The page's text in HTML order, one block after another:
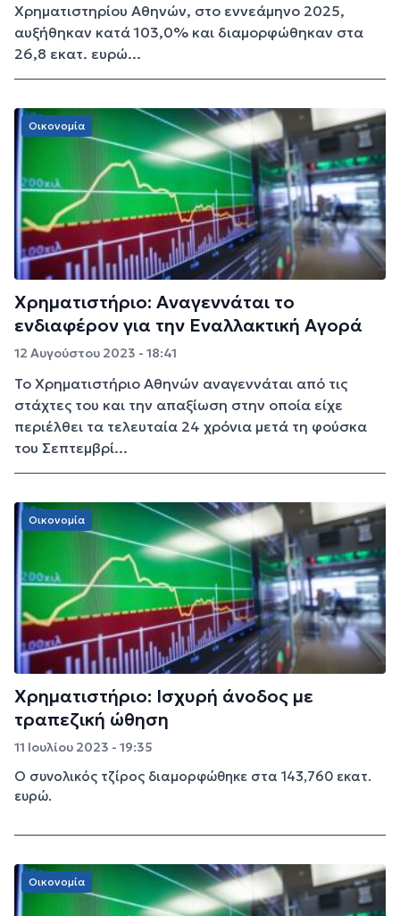
Χρηματιστηρίου Αθηνών, στο εννεάμηνο 2025,
αυξήθηκαν κατά 103,0% και διαμορφώθηκαν στα
26,8 εκατ. ευρώ...
Οικονομία
Χρηματιστήριο: Αναγεννάται το
ενδιαφέρον για την Εναλλακτική Αγορά
12 Αυγούστου 2023 - 18:41
Το Χρηματιστήριο Αθηνών αναγεννάται από τις
στάχτες του και την απαξίωση στην οποία είχε
περιέλθει τα τελευταία 24 χρόνια μετά τη φούσκα
του Σεπτεμβρί...
Οικονομία
Χρηματιστήριο: Ισχυρή άνοδος με
τραπεζική ώθηση
11 Ιουλίου 2023 - 19:35
Ο συνολικός τζίρος διαμορφώθηκε στα 143,760 εκατ.
ευρώ.
Οικονομία